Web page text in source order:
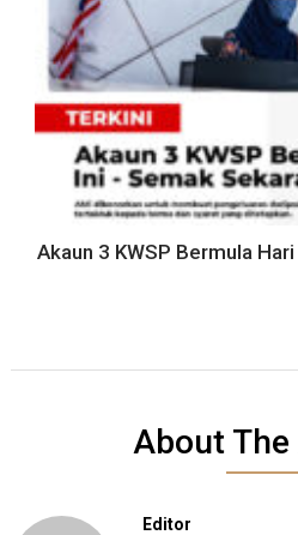
Akaun 3 KWSP Bermula
About
Editor